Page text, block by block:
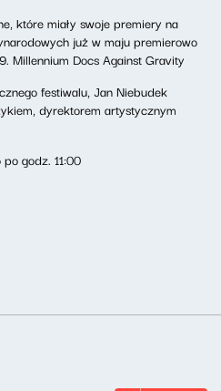
które miały swoje premiery na
już w maju premierowo
Millennium Docs Against Gravity
festiwalu, Jan Niebudek
dyrektorem artystycznym
godz. 11:00